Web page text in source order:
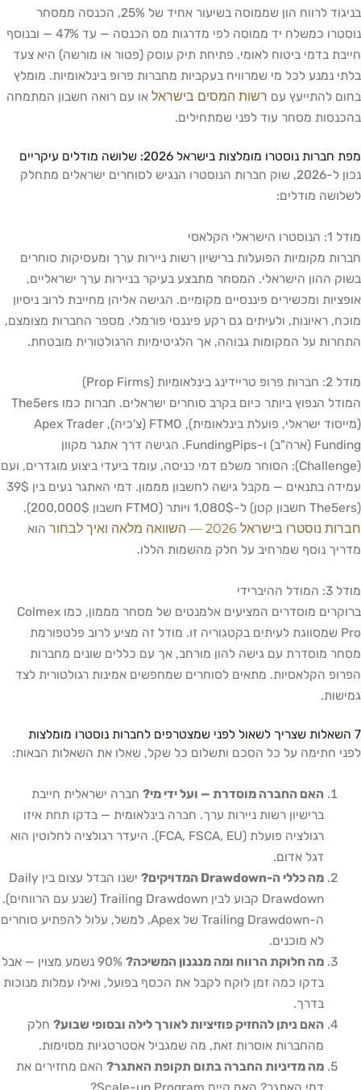
בניגוד לרווח הון שממוסה בשיעור אחיד של 25%, הכנסה ממסחר
נוסטרו כמשלח יד ממוסה לפי מדרגות מס הכנסה — עד 47% — ובנוסף
חייבת בדמי ביטוח לאומי. פתיחת תיק עוסק (פטור או מורשה) היא צעד
בלתי נמנע לכל מי שמרוויח בעקביות מחברות פרופ בינלאומיות. מומלץ
בחום להתייעץ עם רשות המסים בישראל או עם רואה חשבון המתמחה
בהכנסות מסחר עוד לפני שמתחילים.
מפת חברות נוסטרו מומלצות בישראל 2026: שלושה מודלים עיקריים
נכון ל-2026, שוק חברות הנוסטרו הנגיש לסוחרים ישראלים מתחלק
לשלושה מודלים:
מודל 1: הנוסטרו הישראלי הקלאסי
חברות מקומיות הפועלות ברישיון רשות ניירות ערך ומעסיקות סוחרים
בשוק ההון הישראלי. המסחר מתבצע בעיקר בניירות ערך ישראליים,
אופציות ומכשירים פיננסיים מקומיים. הגישה אליהן מחייבת לרוב ניסיון
מוכח, ראיונות, ולעיתים גם רקע פיננסי פורמלי. מספר החברות מצומצם,
התחרות על המקומות גבוהה, אך הלגיטימיות הרגולטורית מובטחת.
מודל 2: חברות פרופ טריידינג בינלאומיות (Prop Firms)
המודל הנפוץ ביותר כיום בקרב סוחרים ישראלים. חברות כמו The5ers
(מייסוד ישראלי, פועלת בינלאומית), FTMO (צ'כיה), Apex Trader
Funding (ארה"ב) ו-FundingPips. הגישה דרך אתגר מקוון
(Challenge): הסוחר משלם דמי כניסה, עומד ביעדי ביצוע מוגדרים, ועם
עמידה בתנאים — מקבל גישה לחשבון מממון. דמי האתגר נעים בין 39$
(The5ers חשבון קטן) ל-1,080$ ויותר (FTMO חשבון 200,000$).
חברות נוסטרו בישראל 2026 — השוואה מלאה ואיך לבחור
הוא
מדריך נוסף שמרחיב על חלק מהשמות הללו.
מודל 3: המודל ההיברידי
ברוקרים מוסדרים המציעים אלמנטים של מסחר מממון, כמו Colmex
Pro שמסווגת לעיתים בקטגוריה זו. מודל זה מציע לרוב פלטפורמת
מסחר מוסדרת עם גישה להון מורחב, אך עם כללים שונים מחברות
הפרופ הקלאסיות. מתאים לסוחרים שמחפשים אמינות רגולטורית לצד
גמישות.
7 השאלות שצריך לשאול לפני שמצטרפים לחברות נוסטרו מומלצות
לפני חתימה על כל הסכם ותשלום כל שקל, שאלו את השאלות הבאות:
האם החברה מוסדרת — ועל ידי מי? חברה ישראלית חייבת
ברישיון רשות ניירות ערך. חברה בינלאומית — בדקו תחת איזו
רגולציה פועלת (FCA, FSCA, EU). היעדר רגולציה לחלוטין הוא
דגל אדום.
מה כללי ה-Drawdown המדויקים?
ישנו הבדל עצום בין Daily
Drawdown קבוע לבין Trailing Drawdown (שנע עם הרווחים).
ה-Trailing Drawdown של Apex, למשל, עלול להפתיע סוחרים
לא מוכנים.
מה חלוקת הרווח ומה מנגנון המשיכה?
90% נשמע מצוין — אבל
בדקו כמה זמן לוקח לקבל את הכסף בפועל, ואילו עמלות מנוכות
בדרך.
האם ניתן להחזיק פוזיציות לאורך לילה ובסופי שבוע? חלק
מהחברות אוסרות זאת, מה שמגביל אסטרטגיות מסוימות.
מה מדיניות החברה בתום תקופת האתגר? האם מחזירים את